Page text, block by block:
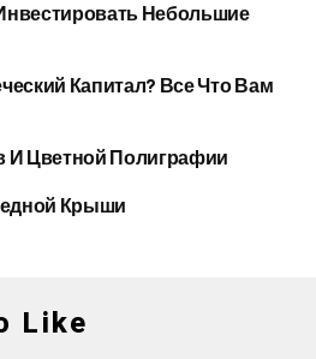
Небольшие
Капитал? Все Что Вам
И Цветной Полиграфии
Крыши
Like